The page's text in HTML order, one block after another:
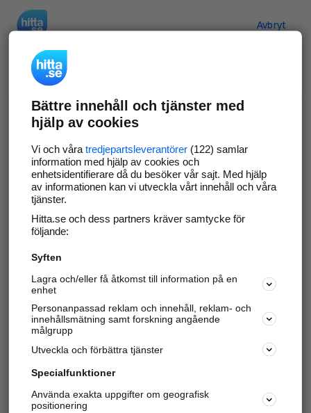
Avbryt
Verifiera ditt företag
Gör som 69 550företag
företagssida på hitta.se och syns bättre mot
kunder i ditt närområde. Helt kostnadsfritt.
Uppdatera din företagsinformation
Svara på och hantera dina omdömen
Har du redan verifierat ditt företag? Logga in
Varje vecka besöker du och4 miljoner
andra
härliga användare oss för att hitta rätt lokal
Bättre innehåll och tjänster med
hjälp av cookies
Vi och våra tredjepartsleverantörer(122) samlar
information med hjälp av cookies och
enhetsidentifierare då du besöker vår sajt. Med hjälp
av informationen kan vi utveckla vårt innehåll och våra
tjänster.
Hitta.se och dess partners kräver samtycke för
följande:
Syften
Lagra och/eller få åtkomst till information på en
enhet
Personanpassad reklam och innehåll, reklam- och
innehållsmätning samt forskning angående
målgrupp
Utveckla och förbättra tjänster
Specialfunktioner
Använda exakta uppgifter om geografisk
positionering